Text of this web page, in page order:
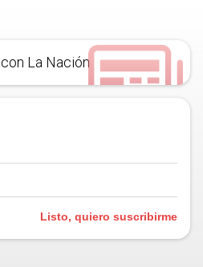
La Nación
Listo, quiero suscribirme